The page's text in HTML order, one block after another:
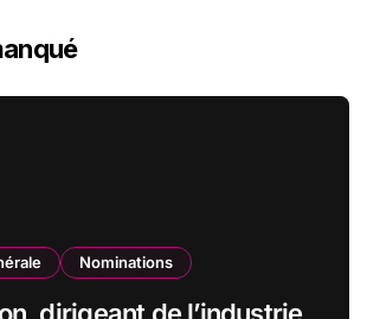
Nominations
dirigeant de l’industrie